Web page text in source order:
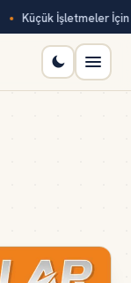
İşletmeler İçin Dijital